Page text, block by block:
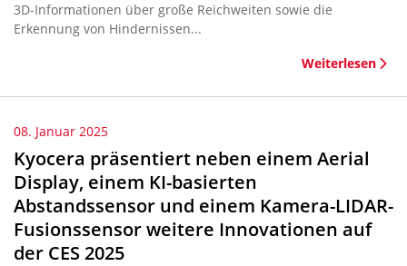
3D-Informationen über große Reichweiten sowie die
Erkennung von Hindernissen...
Weiterlesen
08. Januar 2025
Kyocera präsentiert neben einem Aerial
Display, einem KI-basierten
Abstandssensor und einem Kamera-LIDAR-
Fusionssensor weitere Innovationen auf
der CES 2025